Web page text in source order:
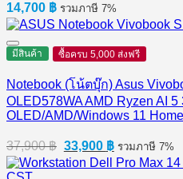
14,700 ฿ รวมภาษี 7%
มีสินค้า ซื้อครบ 5,000 ส่งฟรี
Notebook (โน้ตบุ๊ก) Asus
OLED578WA AMD Ryzen AI
OLED/AMD/Windows 11
37,900฿ Original
price
was:
33,900 ฿Current
price
is:
รวมภาษี 7%